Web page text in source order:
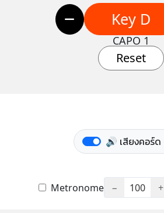
Key D
CAPO 1
Reset
🔊 เสียงคอร์ด
Metronome − 100 +